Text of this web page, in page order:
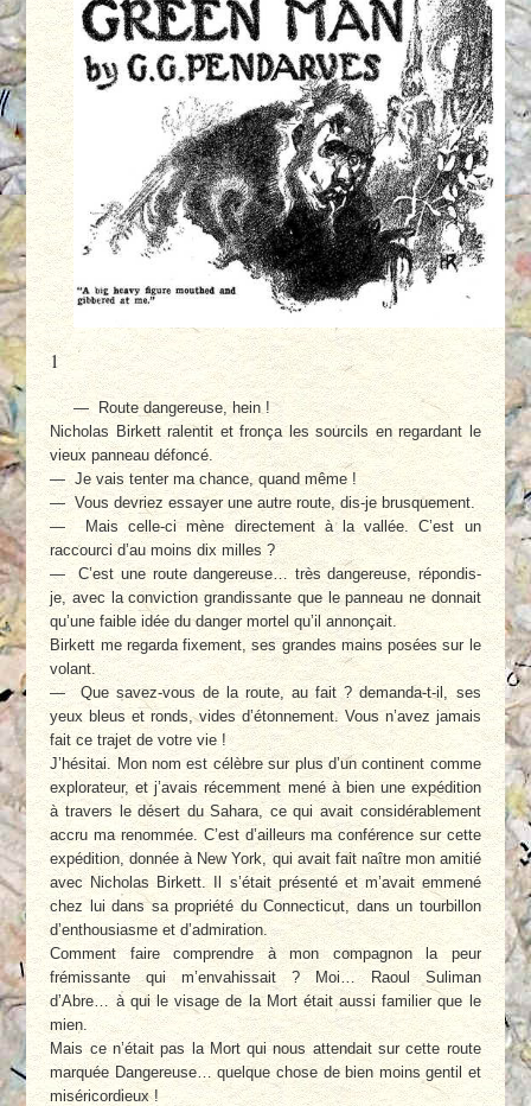
1
— Route dangereuse, hein !
Nicholas Birkett ralentit et fronça les sourcils en regardant le
vieux panneau défoncé.
— Je vais tenter ma chance, quand même !
— Vous devriez essayer une autre route, dis-je brusquement.
— Mais celle-ci mène directement à la vallée. C’est un
raccourci d’au moins dix milles ?
— C’est une route dangereuse… très dangereuse, répondis-
je, avec la conviction grandissante que le panneau ne donnait
qu’une faible idée du danger mortel qu’il annonçait.
Birkett me regarda fixement, ses grandes mains posées sur le
volant.
— Que savez-vous de la route, au fait ? demanda-t-il, ses
yeux bleus et ronds, vides d’étonnement. Vous n’avez jamais
fait ce trajet de votre vie !
J’hésitai. Mon nom est célèbre sur plus d’un continent comme
explorateur, et j’avais récemment mené à bien une expédition
à travers le désert du Sahara, ce qui avait considérablement
accru ma renommée. C’est d’ailleurs ma conférence sur cette
expédition, donnée à New York, qui avait fait naître mon amitié
avec Nicholas Birkett. Il s’était présenté et m’avait emmené
chez lui dans sa propriété du Connecticut, dans un tourbillon
d’enthousiasme et d’admiration.
Comment faire comprendre à mon compagnon la peur
frémissante qui m’envahissait ? Moi… Raoul Suliman
d’Abre… à qui le visage de la Mort était aussi familier que le
mien.
Mais ce n’était pas la Mort qui nous attendait sur cette route
marquée Dangereuse… quelque chose de bien moins gentil et
miséricordieux !